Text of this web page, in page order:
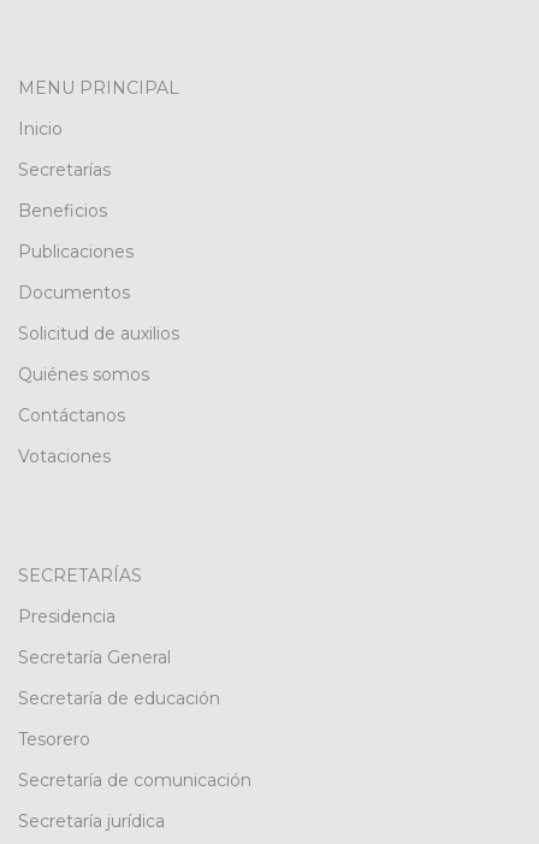
MENU PRINCIPAL
Inicio
Secretarías
Beneficios
Publicaciones
Documentos
Solicitud de auxilios
Quiénes somos
Contáctanos
Votaciones
SECRETARÍAS
Presidencia
Secretaría General
Secretaría de educación
Tesorero
Secretaría de comunicación
Secretaría jurídica